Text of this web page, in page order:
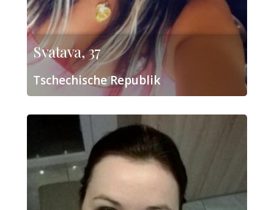
Svatava, 37
Tschechische Republik